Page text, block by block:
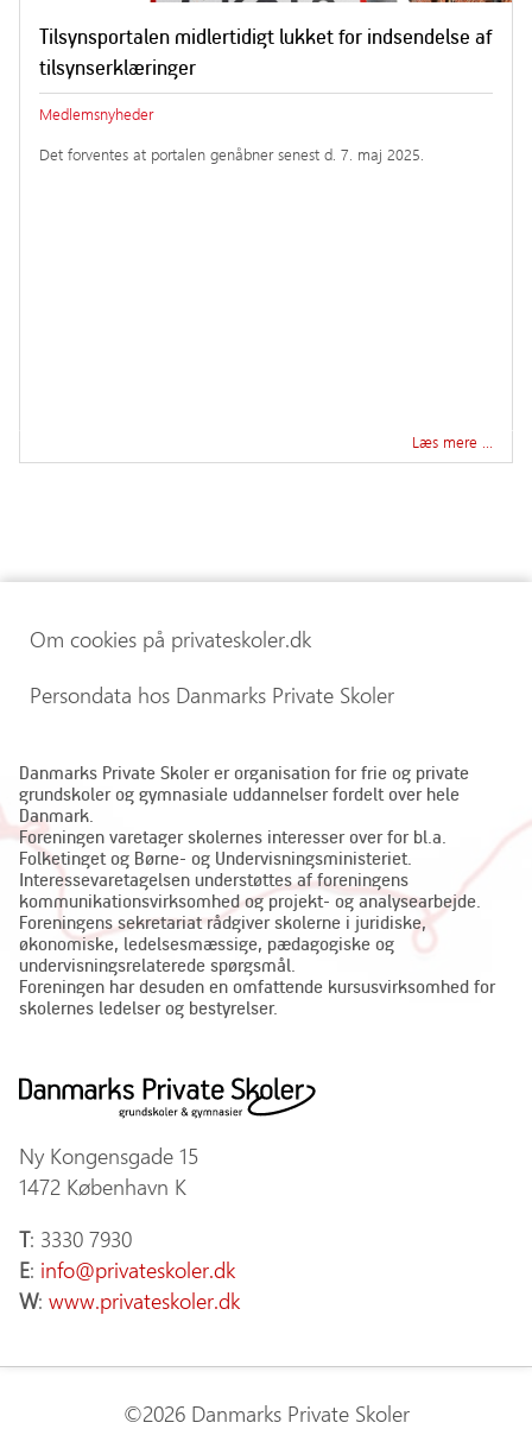
Tilsynsportalen midlertidigt lukket for indsendelse af
tilsynserklæringer
Medlemsnyheder
Det forventes at portalen genåbner senest d. 7. maj 2025.
Læs mere …
Om cookies på privateskoler.dk
Persondata hos Danmarks Private Skoler
Danmarks Private Skoler er organisation for frie og private
grundskoler og gymnasiale uddannelser fordelt over hele
Danmark.
Foreningen varetager skolernes interesser over for bl.a.
Folketinget og Børne- og Undervisningsministeriet.
Interessevaretagelsen understøttes af foreningens
kommunikationsvirksomhed og projekt- og analysearbejde.
Foreningens sekretariat rådgiver skolerne i juridiske,
økonomiske, ledelsesmæssige, pædagogiske og
undervisningsrelaterede spørgsmål.
Foreningen har desuden en omfattende kursusvirksomhed for
skolernes ledelser og bestyrelser.
Ny Kongensgade 15
1472 København K
T: 3330 7930
E: info@privateskoler.dk
W: www.privateskoler.dk
©2026 Danmarks Private Skoler